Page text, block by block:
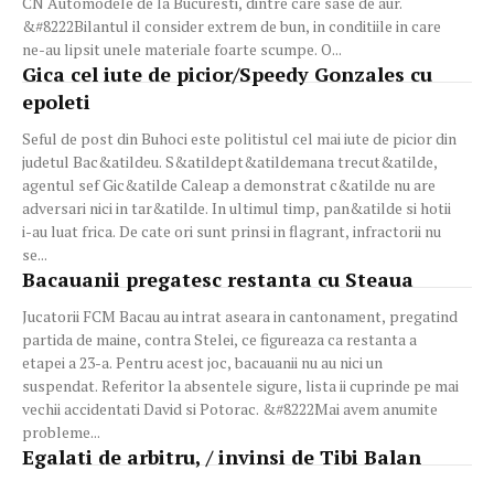
&#8222Bilantul il consider extrem de bun, in conditiile in care
ne-au lipsit unele materiale foarte scumpe. O...
Gica cel iute de picior/Speedy Gonzales cu
epoleti
Seful de post din Buhoci este politistul cel mai iute de picior din
judetul Bac&atildeu. S&atildept&atildemana trecut&atilde,
agentul sef Gic&atilde Caleap a demonstrat c&atilde nu are
adversari nici in tar&atilde. In ultimul timp, pan&atilde si hotii
i-au luat frica. De cate ori sunt prinsi in flagrant, infractorii nu
se...
Bacauanii pregatesc restanta cu Steaua
Jucatorii FCM Bacau au intrat aseara in cantonament, pregatind
partida de maine, contra Stelei, ce figureaza ca restanta a
etapei a 23-a. Pentru acest joc, bacauanii nu au nici un
suspendat. Referitor la absentele sigure, lista ii cuprinde pe mai
vechii accidentati David si Potorac. &#8222Mai avem anumite
probleme...
Egalati de arbitru, / invinsi de Tibi Balan